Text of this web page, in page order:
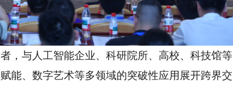
与人工智能企业、科研院所、高校、科技馆等
能、数字艺术等多领域的突破性应用展开跨界交